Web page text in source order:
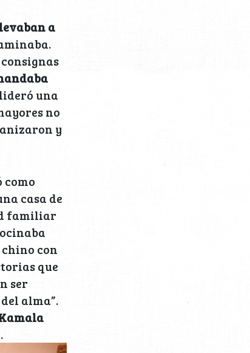
a
una
no
y
como
casa de
familiar
con
que
ser
alma”.